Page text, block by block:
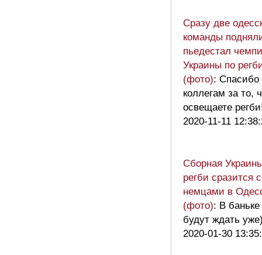
Сразу две
команды
пьедестал
Украины по
(фото): Спасибо
коллегам за то,
освещаете
2020-11-11
Сборная
регби сразится с
немцами в
(фото): В
будут ждать
2020-01-30